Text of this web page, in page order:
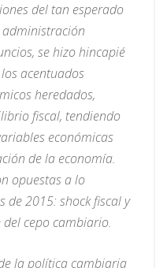
del tan esperado
se hizo hincapié
acentuados
heredados,
fiscal, tendiendo
económicas
de la economía.
opuestas a lo
de 2015: shock fiscal y
cepo cambiario.
la política cambiaria